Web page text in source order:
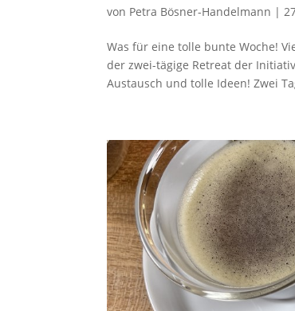
von Petra Bösner-Handelmann |
Was für eine tolle bunte Woche!
der zwei-tägige Retreat der
Austausch und tolle Ideen! Zwei